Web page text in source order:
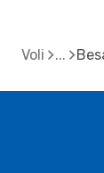
Voli